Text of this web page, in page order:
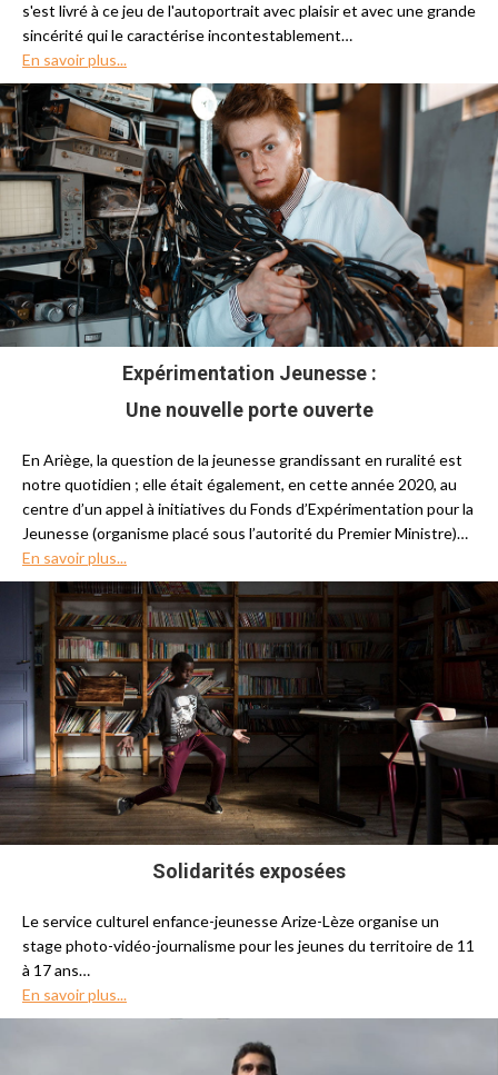
s'est livré à ce jeu de l'autoportrait avec plaisir et avec une grande
sincérité qui le caractérise incontestablement…
En savoir plus...
Expérimentation Jeunesse :
Une nouvelle porte ouverte
En Ariège, la question de la jeunesse grandissant en ruralité est
notre quotidien ; elle était également, en cette année 2020, au
centre d’un appel à initiatives du Fonds d’Expérimentation pour la
Jeunesse (organisme placé sous l’autorité du Premier Ministre)…
En savoir plus...
Solidarités exposées
Le service culturel enfance-jeunesse Arize-Lèze organise un
stage photo-vidéo-journalisme pour les jeunes du territoire de 11
à 17 ans…
En savoir plus...